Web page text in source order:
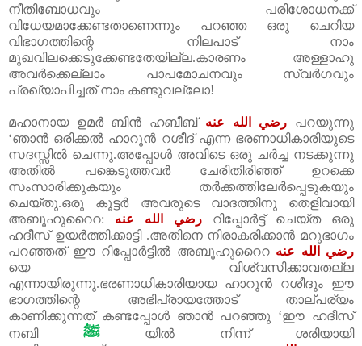
നീതിബോധവും പരിശോധനക്ക്
വിധേയമാക്കേണ്ടതാണെന്നും പറഞ്ഞ ഒരു ചെറിയ
വിഭാഗത്തിന്റെ നിലപാട് നാം
മുഖവിലക്കെടുക്കേണ്ടതേയില്ല.കാരണം അള്ളാഹു
അവർക്കെല്ലാം പാപമോചനവും സ്വർഗവും
പ്രഖ്യാപിച്ചത് നാം കണ്ടുവല്ലോ!
മഹാനായ ഉമർ ബിൻ ഹബീബ് رضي الله عنه
പറയുന്നു
‘ഞാൻ ഒരിക്കൽ ഹാറൂൻ റശീദ് എന്ന ഭരണാധികാരിയുടെ
സദസ്സിൽ ചെന്നു.അപ്പോൾ അവിടെ ഒരു ചർച്ച നടക്കുന്നു
അതിൽ പങ്കെടുത്തവർ ചേരിതിരിഞ്ഞ് ഉറക്കെ
സംസാരിക്കുകയും തർക്കത്തിലേർപ്പെടുകയും
ചെയ്തു.ഒരു കൂട്ടർ അവരുടെ വാദത്തിനു തെളിവായി
അബൂഹുറൈറ: رضي الله عنه
റിപ്പോർട്ട് ചെയ്ത ഒരു
ഹദീസ് ഉയർത്തിക്കാട്ടി .അതിനെ നിരാകരിക്കാൻ മറുഭാഗം
പറഞ്ഞത് ഈ റിപ്പോർട്ടിൽ അബൂഹുറൈറ رضي الله عنه
യെ വിശ്വസിക്കാവതല്ല
എന്നായിരുന്നു.ഭരണാധികാരിയായ ഹാറൂൻ റശീദും ഈ
ഭാഗത്തിന്റെ അഭിപ്രായത്തോട് താല്പര്യം
കാണിക്കുന്നത് കണ്ടപ്പോൾ ഞാൻ പറഞ്ഞു ‘ഈ ഹദീസ്
നബി ﷺ
യിൽ നിന്ന് ശരിയായി